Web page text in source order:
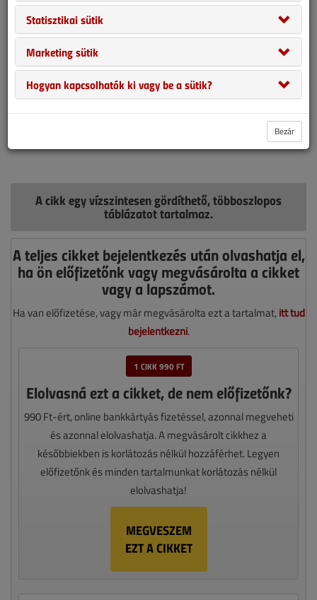
A cikk egy vízszintesen gördíthető, többoszlopos
táblázatot tartalmaz.
A teljes cikket bejelentkezés után olvashatja el,
ha ön előfizetőnk vagy megvásárolta a cikket
vagy a lapszámot.
Ha van előfizetése, vagy már megvásárolta ezt a tartalmat, itt tud
bejelentkezni.
1 CIKK 990 FT
Elolvasná ezt a cikket, de nem előfizetőnk?
990 Ft-ért, online bankkártyás fizetéssel, azonnal megveheti
és azonnal elolvashatja. A megvásárolt cikkhez a
későbbiekben is korlátozás nélkül hozzáférhet. Legyen
előfizetőnk és minden tartalmunkat korlátozás nélkül
elolvashatja!
MEGVESZEM
EZT A CIKKET
Statisztikai sütik
Marketing sütik
Hogyan kapcsolhatók ki vagy be a sütik?
Bezár